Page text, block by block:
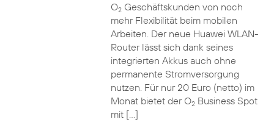
O2Geschäftskunden von noch
mehr Flexibilität beim mobilen
Arbeiten. Der neue Huawei WLAN-
Router lässt sich dank seines
integrierten Akkus auch ohne
permanente Stromversorgung
nutzen. Für nur 20 Euro (netto) im
Monat bietet der O2Business Spot
mit […]